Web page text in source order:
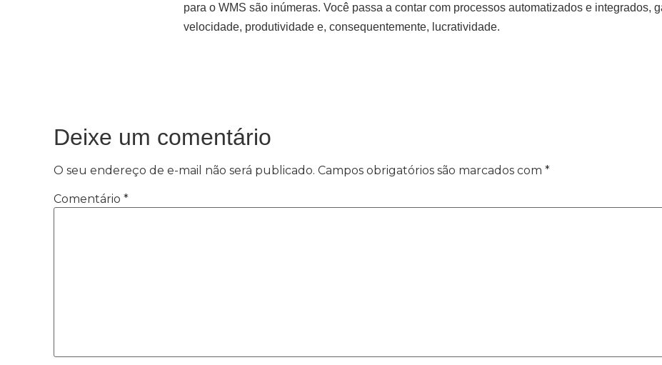
para o WMS são inúmeras. Você passa a contar com processos automatizados e integrados,
velocidade, produtividade e, consequentemente, lucratividade.
Deixe um comentário
O seu endereço de e-mail não será publicado. Campos obrigatórios são marcados com *
Comentário *